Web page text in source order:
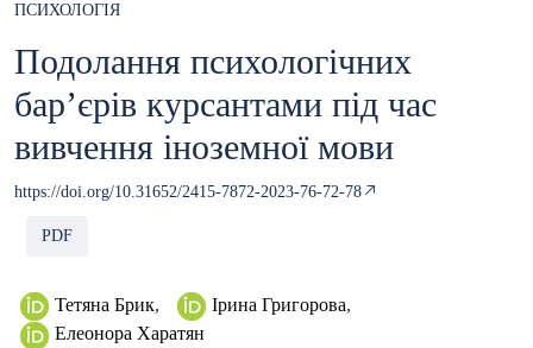
ПСИХОЛОГІЯ
Подолання психологічних
бар’єрів курсантами під час
вивчення іноземної мови
https://doi.org/10.31652/2415-7872-2023-76-72-78
PDF
Тетяна Брик, Ірина Григорова,
Елеонора Харатян